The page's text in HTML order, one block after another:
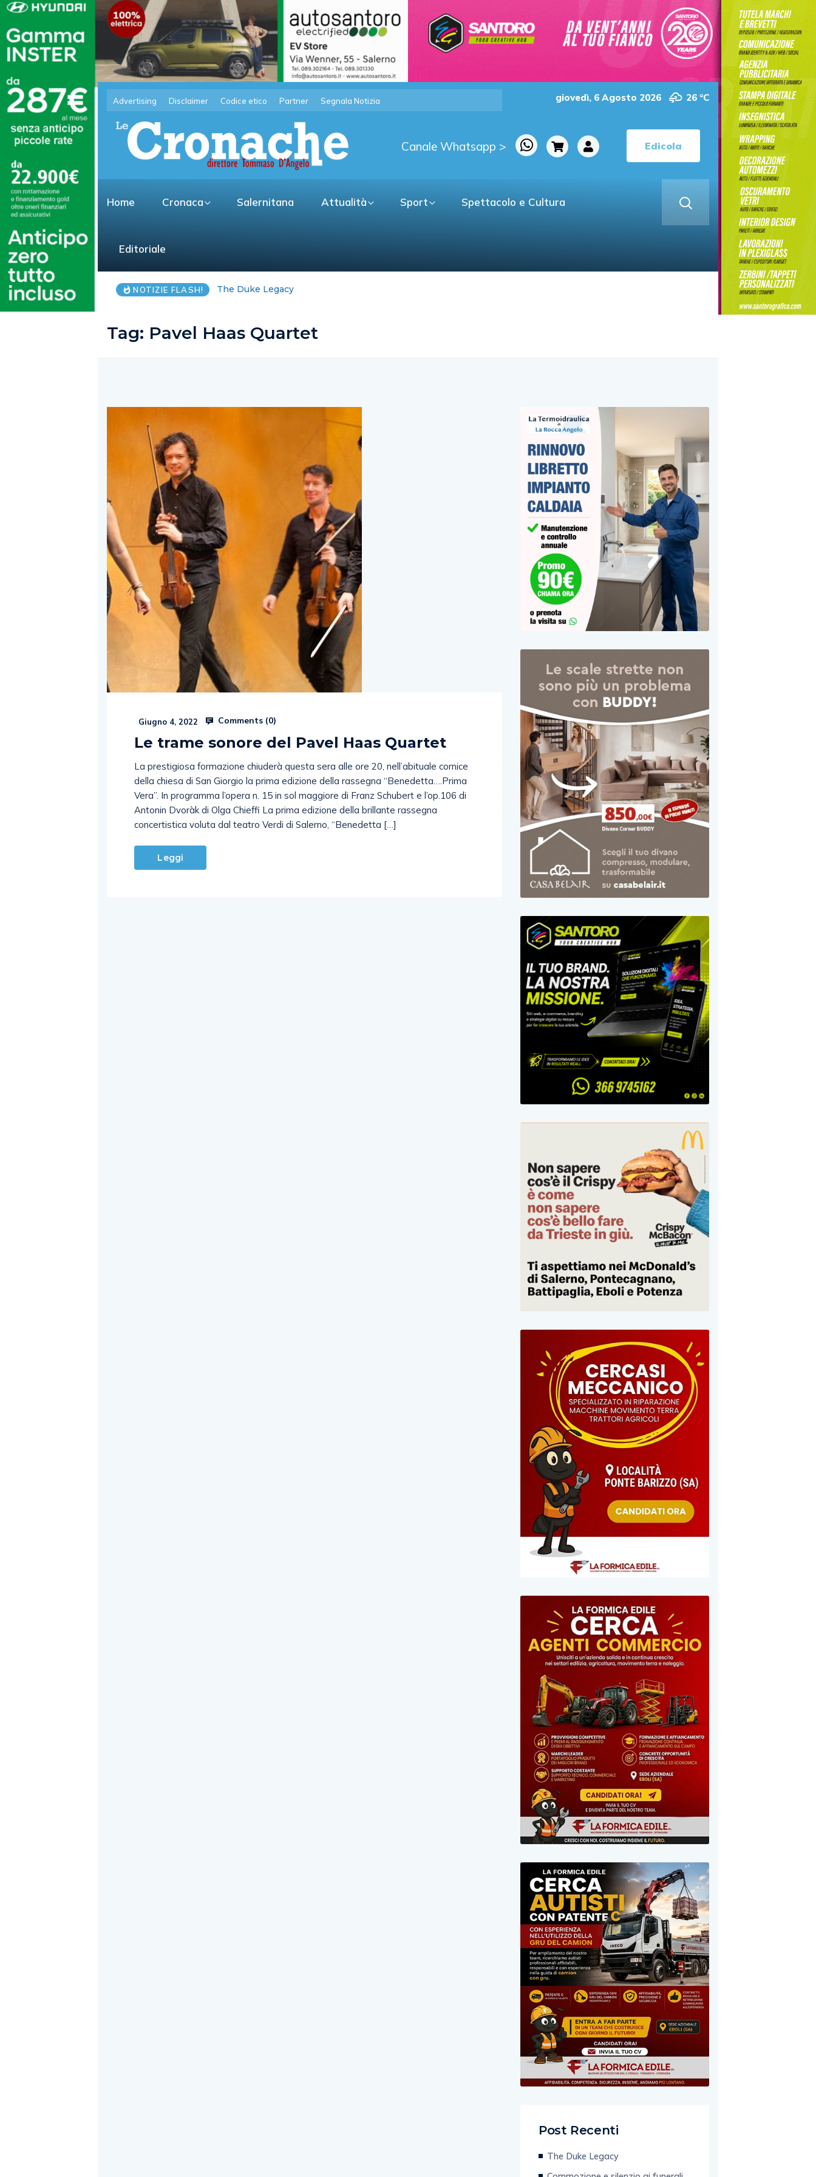
Advertising Disclaimer Codice etico Partner Segnala Notizia giovedì, 6 Agosto 2026 26 °C
Canale Whatsapp > Edicola
Home Cronaca Salernitana Attualità Sport Spettacolo e Cultura
Editoriale
NOTIZIE FLASH! Commozione e silenzio ai funerali di Luigi Esposito
Tag: Pavel Haas Quartet
Giugno 4, 2022 Comments (0)
Le trame sonore del Pavel Haas Quartet
La prestigiosa formazione chiuderà questa sera alle ore 20, nell’abituale cornice
della chiesa di San Giorgio la prima edizione della rassegna “Benedetta….Prima
Vera”. In programma l’opera n. 15 in sol maggiore di Franz Schubert e l’op.106 di
Antonin Dvoràk di Olga Chieffi La prima edizione della brillante rassegna
concertistica voluta dal teatro Verdi di Salerno, “Benedetta […]
Leggi
Post Recenti
The Duke Legacy